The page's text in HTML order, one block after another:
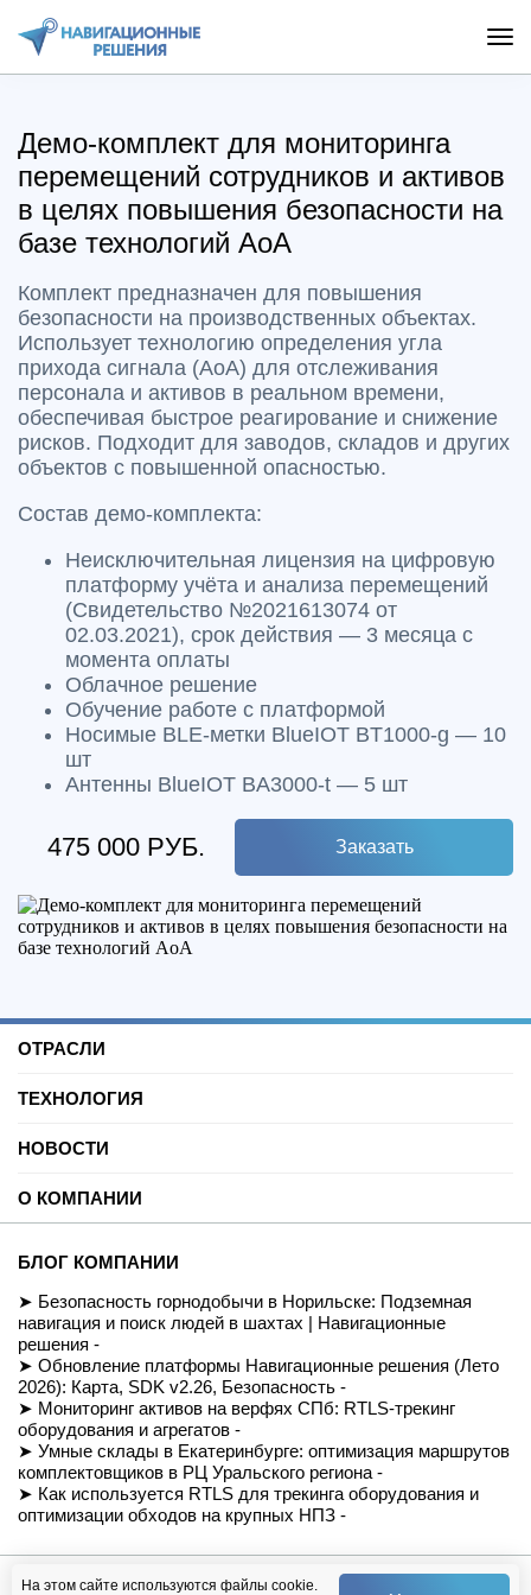
Демо-комплект для мониторинга
перемещений сотрудников и активов
в целях повышения безопасности на
базе технологий AoA
Комплект предназначен для повышения
безопасности на производственных объектах.
Использует технологию определения угла
прихода сигнала (AoA) для отслеживания
персонала и активов в реальном времени,
обеспечивая быстрое реагирование и снижение
рисков. Подходит для заводов, складов и других
объектов с повышенной опасностью.
Состав демо-комплекта:
Неисключительная лицензия на цифровую
платформу учёта и анализа перемещений
(Свидетельство №2021613074 от
02.03.2021), срок действия — 3 месяца с
момента оплаты
Облачное решение
Обучение работе с платформой
Носимые BLE-метки BlueIOT BT1000-g — 10
шт
Антенны BlueIOT BA3000-t — 5 шт
475 000 РУБ. Заказать
На этом сайте используются файлы cookie.
ОТРАСЛИ
Торговые центры
Автомобильные услуги
Спорт
Производство
Культура и развлечения
Здравоохранение
Недвижимость и офисы
Музеи
Транспорт
Ритейл
Навигация транспортных средств
Строительство
ТЕХНОЛОГИЯ
SDK для Indoor навигации
Позиционирование внутри помещений
Реализованные проекты
Для разработчиков
FAQ
Документация
Вход/Регистрация
НОВОСТИ
Вебинары и подкасты
О КОМПАНИИ
Миссия
Команда
Контакты
СОУТ
Политика обработки персональных данных
Условия доступа к сайту
Приказ Минцифры №511
Магазин
БЛОГ КОМПАНИИ
Безопасность горнодобычи в Норильске: Подземная
навигация и поиск людей в шахтах | Навигационные
решения -
Обновление платформы Навигационные решения (Лето
2026): Карта, SDK v2.26, Безопасность -
Мониторинг активов на верфях СПб: RTLS-трекинг
оборудования и агрегатов -
Умные склады в Екатеринбурге: оптимизация маршрутов
комплектовщиков в РЦ Уральского региона -
Как используется RTLS для трекинга оборудования и
оптимизации обходов на крупных НПЗ -
© Навигационные решения, 2026